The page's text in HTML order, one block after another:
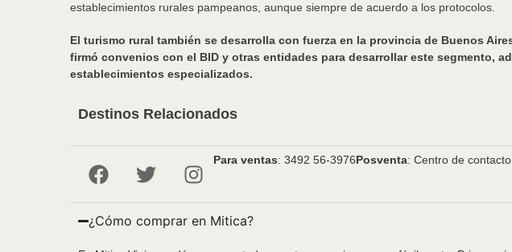
establecimientos rurales pampeanos, aunque siempre de acuerdo a los protocolos.
El turismo rural también se desarrolla con fuerza en la provincia de Buenos
firmó convenios con el BID y otras entidades para desarrollar este segmento,
establecimientos especializados.
Destinos Relacionados
Para ventas: 3492 56-3976Posventa: Centro de contacto
¿Cómo comprar en Mitica?